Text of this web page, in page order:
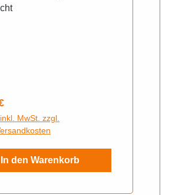
Preis:
MwSt. zzgl.
In den Warenkorb